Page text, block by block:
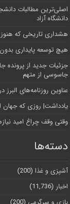
اصلی‌ترین مطالبات
دانشگاه آز‌اد
هشداری تاریخی که
هیچ توسعه پایداری
جزئیات جدید از
جاسوسی از متهم
عناوین روزنامه‌های البرز در ‌18 آذرماه/صدرنشینی در ارائه خدمات زایمان
یادداشت| روزی که جهان
وقتی وقف چراغ امید
دسته‌ها
آشپزی و غذا (200)
اخبار (11,736)